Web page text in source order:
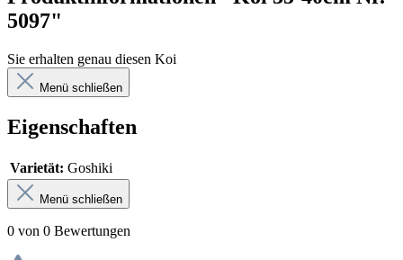
5097"
Sie erhalten genau diesen Koi
Menü schließen
Eigenschaften
Varietät: Goshiki
Menü schließen
0 von 0 Bewertungen